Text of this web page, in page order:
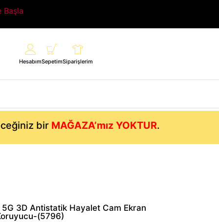
Başla
HesabımSepetimSiparişlerim
bir MAĞAZA’mız YOKTUR.
3D Antistatik Hayalet Cam Ekran
(5796)